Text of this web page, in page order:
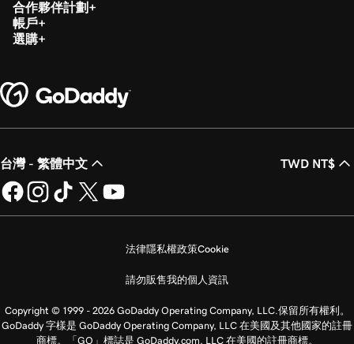
合作夥伴計劃
帳戶
選購
台灣 - 繁體中文 TWD NT$
法律隱私權政策Cookie
請勿販售我的個人資訊
Copyright © 1999 - 2026 GoDaddy Operating Company, LLC.保留所有權利。
GoDaddy 字樣是 GoDaddy Operating Company, LLC 在美國及其他國家的註冊
商標。「GO」標誌是 GoDaddy.com, LLC 在美國的註冊商標。